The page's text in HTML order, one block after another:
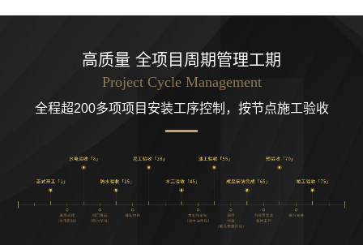
高质量 全项目周期管理工期
Project Cycle Management
全程超200多项项目安装工序控制，按节点施工验收